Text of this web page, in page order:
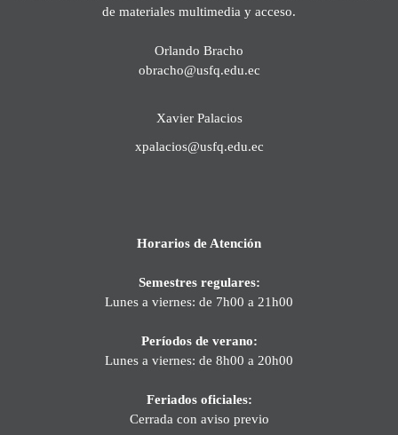
de materiales multimedia y acceso.
Orlando Bracho
obracho@usfq.edu.ec
Xavier Palacios
xpalacios@usfq.edu.ec
Horarios de Atención
Semestres regulares:
Lunes a viernes: de 7h00 a 21h00
Períodos de verano:
Lunes a viernes: de 8h00 a 20h00
Feriados oficiales:
Cerrada con aviso previo